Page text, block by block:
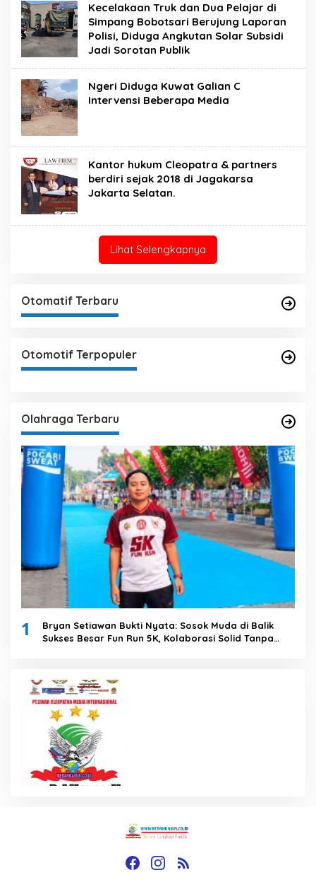
Kecelakaan Truk dan Dua Pelajar di
Simpang Bobotsari Berujung Laporan
Polisi, Diduga Angkutan Solar Subsidi
Jadi Sorotan Publik
Ngeri Diduga Kuwat Galian C
Intervensi Beberapa Media
Kantor hukum Cleopatra & partners
berdiri sejak 2018 di Jagakarsa
Jakarta Selatan.
Lihat Selengkapnya
Otomatif Terbaru
Otomotif Terpopuler
Olahraga Terbaru
1
Bryan Setiawan Bukti Nyata: Sosok Muda di Balik
Sukses Besar Fun Run 5K, Kolaborasi Solid Tanpa